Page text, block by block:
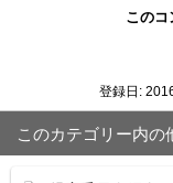
このコ
登録日:
このカテゴリー内の